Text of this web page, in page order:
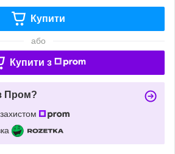
Купити
або
Купити з
Пром?